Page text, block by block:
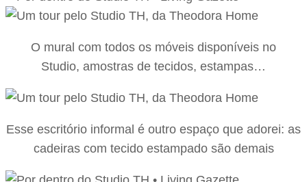
O mural com todos os móveis disponíveis no
Studio, amostras de tecidos, estampas…
Esse escritório informal é outro espaço que adorei: as
cadeiras com tecido estampado são demais